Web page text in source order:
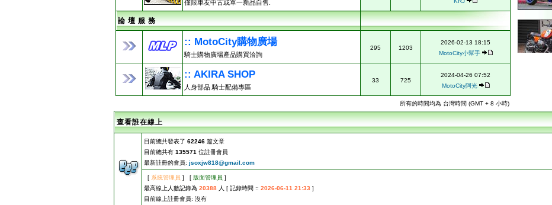
僅限車友中古或單一新品自售.
論 壇 服 務
:: MotoCity購物廣場
騎士購物廣場產品購買洽詢
295 1203
2026-02-13 18:15
MotoCity小幫手
:: AKIRA SHOP
人身部品.騎士配備專區
33 725
2024-04-26 07:52
MotoCity阿光
所有的時間均為 台灣時間 (GMT + 8 小時)
查看誰在線上
目前總共發表了 62246 篇文章
目前總共有 135571 位註冊會員
最新註冊的會員: jsoxjw818@gmail.com
[ 系統管理員 ] [ 版面管理員 ]
最高線上人數記錄為 20388 人 [ 記錄時間 :: 2026-06-11 21:33 ]
目前線上註冊會員: 沒有